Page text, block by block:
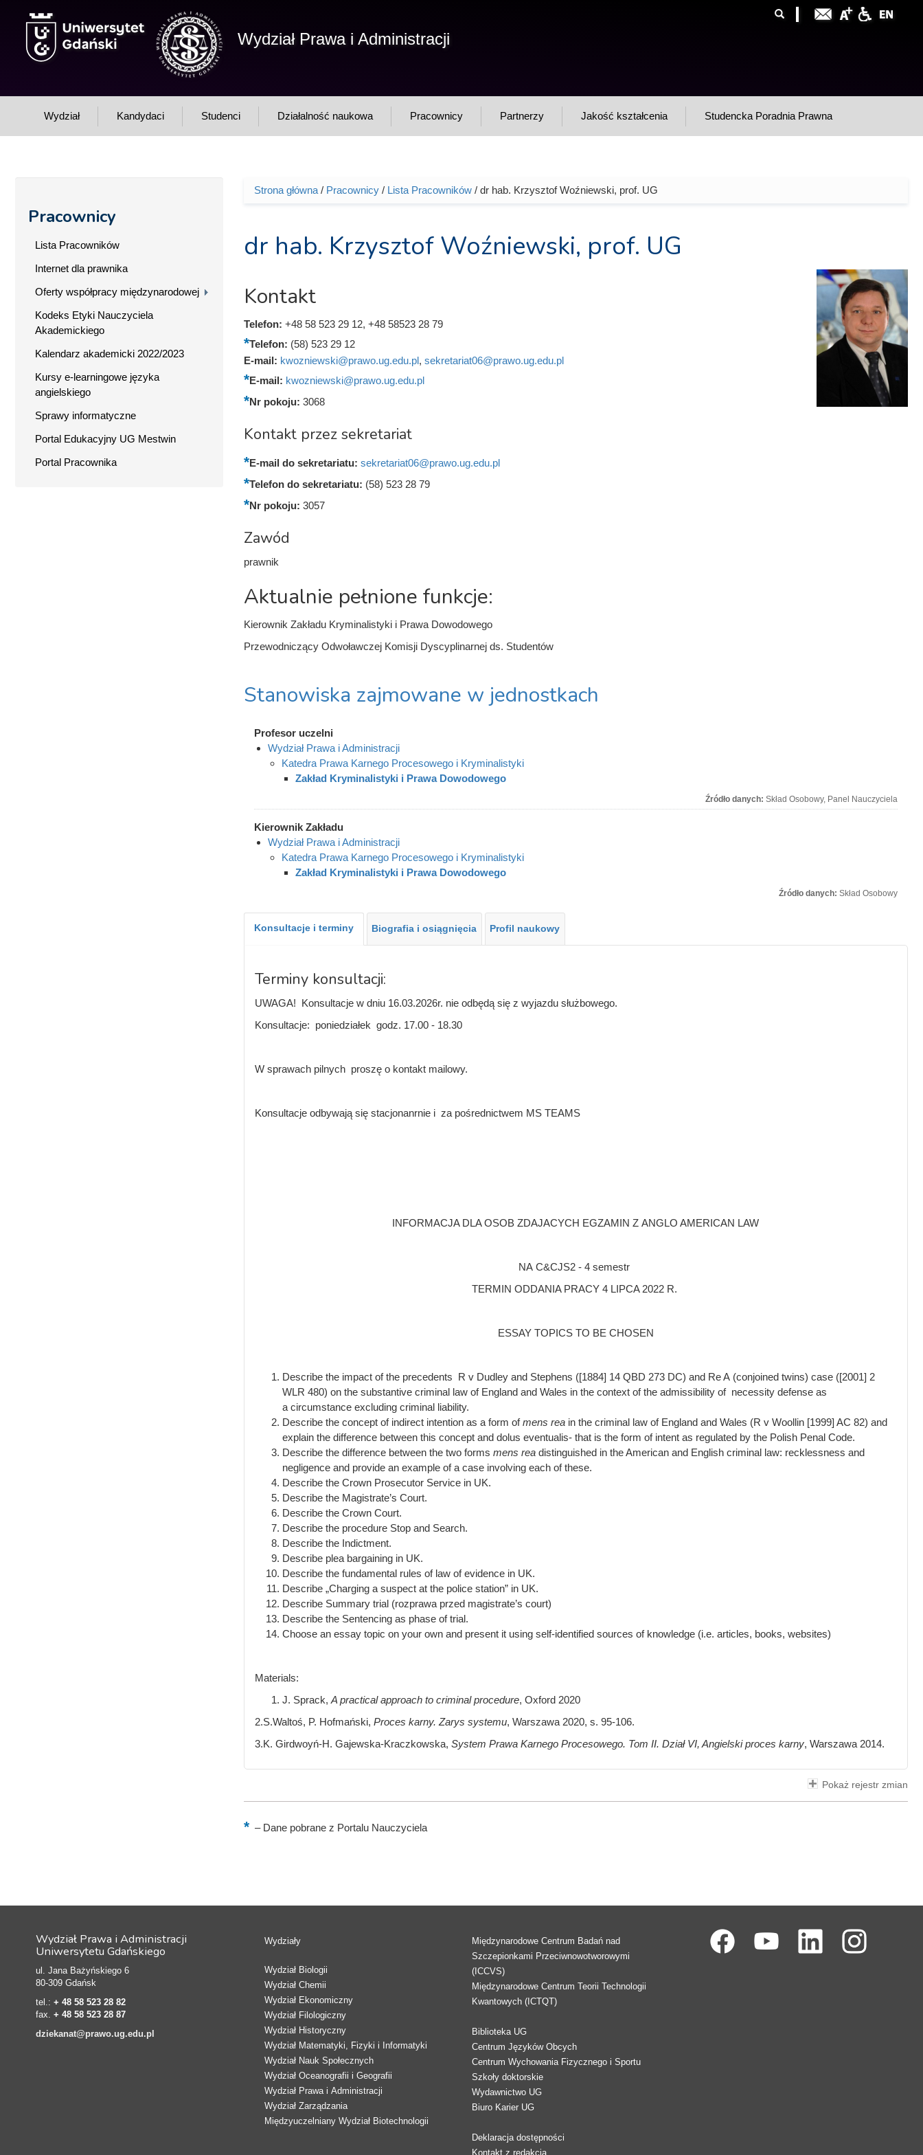
Wydział Prawa i Administracji
Wydział Kandydaci Studenci Działalność naukowa Pracownicy Partnerzy Jakość kształcenia Studencka Poradnia Prawna
Pracownicy
Lista Pracowników
Internet dla prawnika
Oferty współpracy międzynarodowej
Kodeks Etyki Nauczyciela
Akademickiego
Kalendarz akademicki 2022/2023
Kursy e-learningowe języka
angielskiego
Sprawy informatyczne
Portal Edukacyjny UG Mestwin
Portal Pracownika
Jesteś tutaj
Strona główna/ Pracownicy/ Lista Pracowników/ dr hab. Krzysztof Woźniewski, prof. UG
dr hab. Krzysztof Woźniewski, prof. UG
Kontakt
Telefon: +48 58 523 29 12, +48 58523 28 79
Telefon: (58) 523 29 12
E-mail: kwozniewski@prawo.ug.edu.pl, sekretariat06@prawo.ug.edu.pl
E-mail: kwozniewski@prawo.ug.edu.pl
Nr pokoju: 3068
Kontakt przez sekretariat
E-mail do sekretariatu: sekretariat06@prawo.ug.edu.pl
Telefon do sekretariatu: (58) 523 28 79
Nr pokoju: 3057
Zawód
prawnik
Aktualnie pełnione funkcje:
Kierownik Zakładu Kryminalistyki i Prawa Dowodowego
Przewodniczący Odwoławczej Komisji Dyscyplinarnej ds. Studentów
Stanowiska zajmowane w jednostkach
Profesor uczelni
Wydział Prawa i Administracji
Katedra Prawa Karnego Procesowego i Kryminalistyki
Zakład Kryminalistyki i Prawa Dowodowego
Źródło danych: Skład Osobowy, Panel Nauczyciela
Kierownik Zakładu
Wydział Prawa i Administracji
Katedra Prawa Karnego Procesowego i Kryminalistyki
Zakład Kryminalistyki i Prawa Dowodowego
Źródło danych: Skład Osobowy
Konsultacje i terminy Biografia i osiągnięcia Profil naukowy
Terminy konsultacji:
UWAGA! Konsultacje w dniu 16.03.2026r. nie odbędą się z wyjazdu służbowego.
Konsultacje: poniedziałek godz. 17.00 - 18.30
W sprawach pilnych proszę o kontakt mailowy.
Konsultacje odbywają się stacjonanrnie i za pośrednictwem MS TEAMS
INFORMACJA DLA OSOB ZDAJACYCH EGZAMIN Z ANGLO AMERICAN LAW
NA C&CJS2 - 4 semestr
TERMIN ODDANIA PRACY 4 LIPCA 2022 R.
ESSAY TOPICS TO BE CHOSEN
Describe the impact of the precedents R v Dudley and Stephens ([1884] 14 QBD 273 DC) and Re A (conjoined twins) case ([2001] 2
WLR 480) on the substantive criminal law of England and Wales in the context of the admissibility of necessity defense as
a circumstance excluding criminal liability.
Describe the concept of indirect intention as a form ofmens reain the criminal law of England and Wales (R v Woollin [1999] AC 82) and
explain the difference between this concept and dolus eventualis- that is the form of intent as regulated by the Polish Penal Code.
Describe the difference between the two forms mens readistinguished in the American and English criminal law: recklessness and
negligence and provide an example of a case involving each of these.
Describe the Crown Prosecutor Service in UK.
Describe the Magistrate’s Court.
Describe the Crown Court.
Describe the procedure Stop and Search.
Describe the Indictment.
Describe plea bargaining in UK.
Describe the fundamental rules of law of evidence in UK.
Describe „Charging a suspect at the police station” in UK.
Describe Summary trial (rozprawa przed magistrate’s court)
Describe the Sentencing as phase of trial.
Choose an essay topic on your own and present it using self-identified sources of knowledge (i.e. articles, books, websites)
Materials:
J. Sprack, A practical approach to criminal procedure, Oxford 2020
2.S.Waltoś, P. Hofmański, Proces karny. Zarys systemu, Warszawa 2020, s. 95-106.
3.K. Girdwoyń-H. Gajewska-Kraczkowska, System Prawa Karnego Procesowego. Tom II. Dział VI, Angielski proces karny, Warszawa 2014.
Pokaż rejestr zmian
–Dane pobrane z Portalu Nauczyciela
Wydział Prawa i Administracji
Uniwersytetu Gdańskiego
ul. Jana Bażyńskiego 6
80-309 Gdańsk
tel.: + 48 58 523 28 82
fax. + 48 58 523 28 87
dziekanat@prawo.ug.edu.pl
Wydziały
Wydział Biologii
Wydział Chemii
Wydział Ekonomiczny
Wydział Filologiczny
Wydział Historyczny
Wydział Matematyki, Fizyki i Informatyki
Wydział Nauk Społecznych
Wydział Oceanografii i Geografii
Wydział Prawa i Administracji
Wydział Zarządzania
Międzyuczelniany Wydział Biotechnologii
Międzynarodowe Centrum Badań nad
Szczepionkami Przeciwnowotworowymi
(ICCVS)
Międzynarodowe Centrum Teorii Technologii
Kwantowych (ICTQT)
Biblioteka UG
Centrum Języków Obcych
Centrum Wychowania Fizycznego i Sportu
Szkoły doktorskie
Wydawnictwo UG
Biuro Karier UG
Deklaracja dostępności
Kontakt z redakcją